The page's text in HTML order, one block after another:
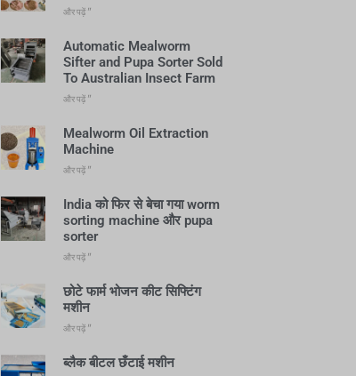
और पढ़ें "
Automatic Mealworm
Sifter and Pupa Sorter Sold
To Australian Insect Farm
और पढ़ें "
Mealworm Oil Extraction
Machine
और पढ़ें "
India को फिर से बेचा गया worm
sorting machine और pupa
sorter
और पढ़ें "
छोटे फार्म भोजन कीट सिफ्टिंग
मशीन
और पढ़ें "
ब्लैक बीटल छँटाई मशीन